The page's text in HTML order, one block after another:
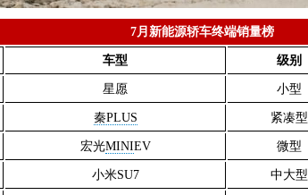
7月新能源轿车终端销量榜
车型 级别
星愿 小型
秦PLUS 紧凑型
宏光MINIEV 微型
小米SU7 中大型